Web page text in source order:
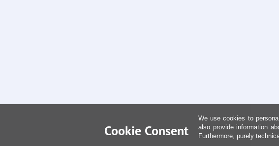
Cookie Consent
We use cookies to
also provide information
Furthermore, purely